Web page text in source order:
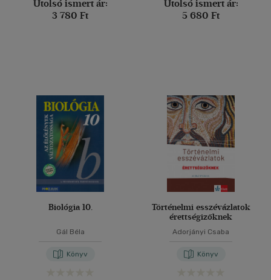
Utolsó ismert ár:
3 780 Ft
Utolsó ismert ár:
5 680 Ft
Biológia 10.
Gál Béla
Könyv
Történelmi esszévázlatok
érettségizőknek
Adorjányi Csaba
Könyv